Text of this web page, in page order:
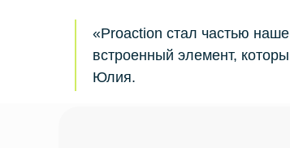
«Proaction стал частью
встроенный элемент,
Юлия.